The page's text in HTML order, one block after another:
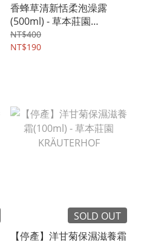
香蜂草清新恬柔泡澡露
(500ml) - 草本莊園
KRÄUTERHOF
NT$400
NT$190
SOLD OUT
【停產】洋甘菊保濕滋養霜